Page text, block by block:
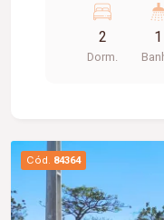
expandir.
2
Dorm.
1
Cód. 84364